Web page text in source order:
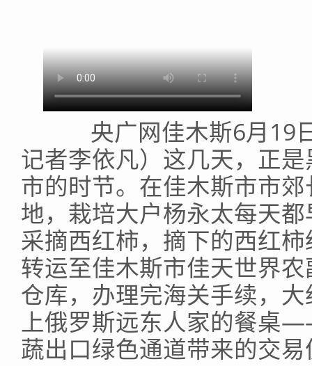
央广网佳木斯6月19
记者李依凡）这几天，正
市的时节。在佳木斯市市
地，栽培大户杨永太每天
采摘西红柿，摘下的西红
转运至佳木斯市佳天世界
仓库，办理完海关手续，
上俄罗斯远东人家的餐桌
蔬出口绿色通道带来的交